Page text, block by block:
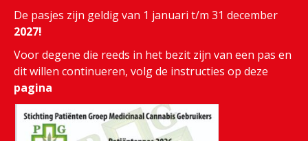
De pasjes zijn geldig van 1 januari t/m 31 december
2027!
Voor degene die reeds in het bezit zijn van een pas en
dit willen continueren, volg de instructies op deze
pagina